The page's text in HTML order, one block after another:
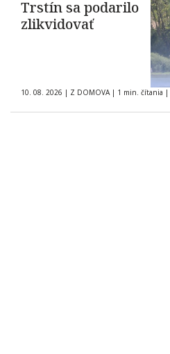
Trstín sa podarilo
zlikvidovať
10. 08. 2026 | Z DOMOVA | 1 min. čítania |